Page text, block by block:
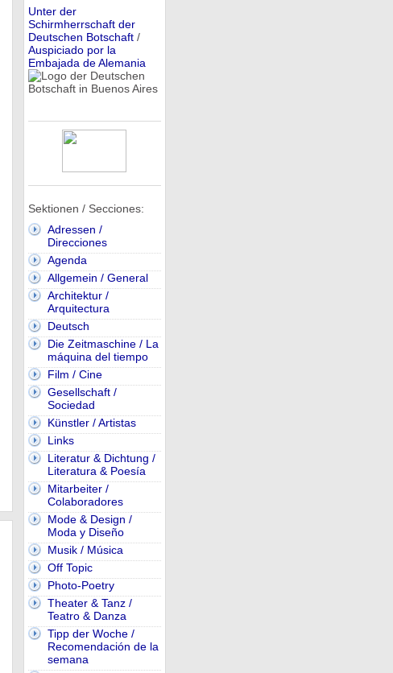
Unter der
Schirmherrschaft der
Deutschen Botschaft/
Auspiciado por la
Embajada de Alemania
Sektionen / Secciones:
Adressen /
Direcciones
Agenda
Allgemein / General
Architektur /
Arquitectura
Deutsch
Die Zeitmaschine / La
máquina del tiempo
Film / Cine
Gesellschaft /
Sociedad
Künstler / Artistas
Links
Literatur & Dichtung /
Literatura & Poesía
Mitarbeiter /
Colaboradores
Mode & Design /
Moda y Diseño
Musik / Música
Off Topic
Photo-Poetry
Theater & Tanz /
Teatro & Danza
Tipp der Woche /
Recomendación de la
semana